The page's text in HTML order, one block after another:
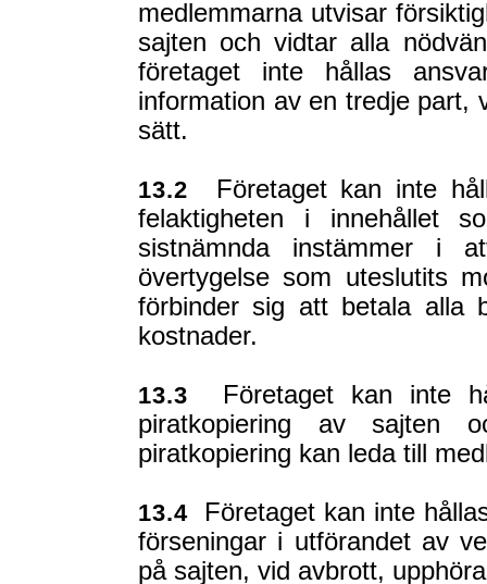
medlemmarna utvisar
sajten och vidtar alla
företaget inte hållas
information av en tredje part,
sätt.
13.2 Företaget kan inte
felaktigheten i innehållet
sistnämnda instämmer i
övertygelse som uteslutits
förbinder sig att betala alla
kostnader.
13.3 Företaget kan inte
piratkopiering av sajten
piratkopiering kan leda till
13.4 Företaget kan inte
förseningar i utförandet av
på sajten, vid avbrott,